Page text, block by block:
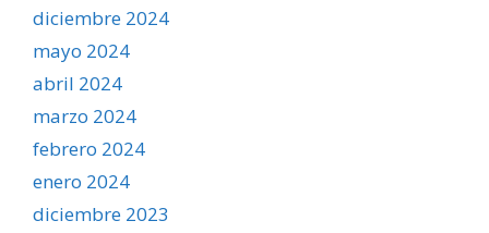
diciembre 2024
mayo 2024
abril 2024
marzo 2024
febrero 2024
enero 2024
diciembre 2023